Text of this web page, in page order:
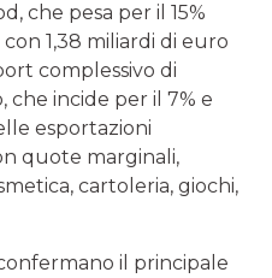
che pesa per il 15%
1,38 miliardi di euro
complessivo di
che incide per il 7% e
esportazioni
quote marginali,
cartoleria, giochi,
il principale